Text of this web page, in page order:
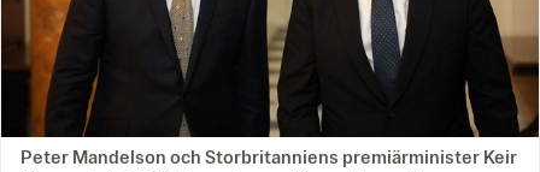
Peter Mandelson och Storbritanniens premiärminister Keir